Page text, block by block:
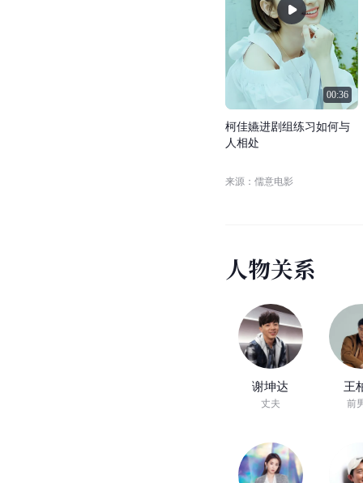
00:36
柯佳嬿进剧 组 练习 如何与
人 相处
来源：儒意电影
人物关系
谢坤达
丈夫
王
前